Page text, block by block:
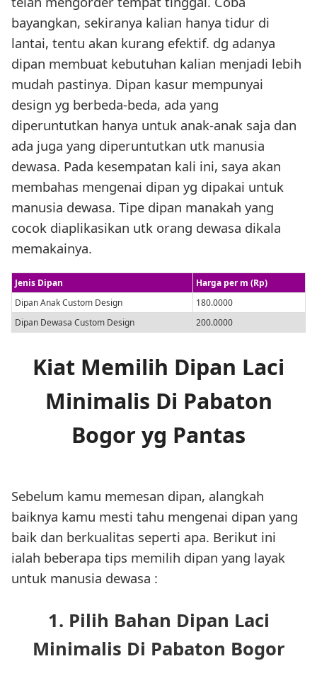
bayangkan, sekiranya kalian hanya tidur di
lantai, tentu akan kurang efektif. dg adanya
dipan membuat kebutuhan kalian menjadi lebih
mudah pastinya. Dipan kasur mempunyai
design yg berbeda-beda, ada yang
diperuntutkan hanya untuk anak-anak saja dan
ada juga yang diperuntutkan utk manusia
dewasa. Pada kesempatan kali ini, saya akan
membahas mengenai dipan yg dipakai untuk
manusia dewasa. Tipe dipan manakah yang
cocok diaplikasikan utk orang dewasa dikala
memakainya.
Jenis Dipan
Harga per m (Rp)
Dipan Anak Custom Design
180.0000
Dipan Dewasa Custom Design
200.0000
Kiat Memilih Dipan Laci
Minimalis Di Pabaton
Bogor yg Pantas
Sebelum kamu memesan dipan, alangkah
baiknya kamu mesti tahu mengenai dipan yang
baik dan berkualitas seperti apa. Berikut ini
ialah beberapa tips memilih dipan yang layak
untuk manusia dewasa :
1. Pilih Bahan Dipan Laci
Minimalis Di Pabaton Bogor